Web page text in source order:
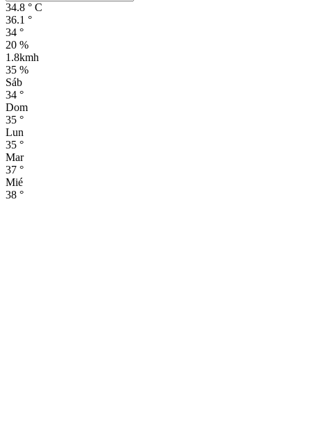
34.8 ° C
36.1 °
34 °
20 %
1.8kmh
35 %
Sáb
34 °
Dom
35 °
Lun
35 °
Mar
37 °
Mié
38 °